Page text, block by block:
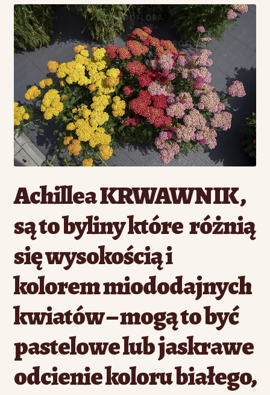
Achillea KRWAWNIK ,
są to byliny które różnią
się wysokością i
kolorem miododajnych
kwiatów – mogą to być
pastelowe lub jaskrawe
odcienie koloru białego,